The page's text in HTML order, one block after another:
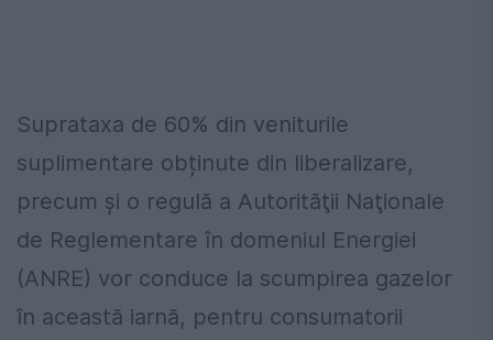
Suprataxa de 60% din veniturile
suplimentare obținute din liberalizare,
precum și o regulă a Autorităţii Naţionale
de Reglementare în domeniul Energiei
(ANRE) vor conduce la scumpirea gazelor
în această iarnă, pentru consumatorii